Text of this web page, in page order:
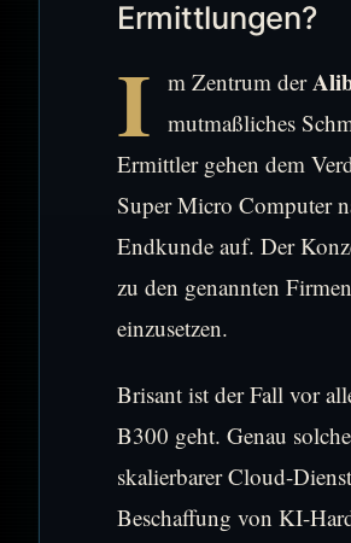
Ermittlungen?
I m Zentrum der
mutmaßliches
Ermittler gehen dem
Super Micro Computer
Endkunde auf. Der
zu den genannten
einzusetzen.
Brisant ist der Fall vor
B300 geht. Genau
skalierbarer Cloud-
Beschaffung von KI-